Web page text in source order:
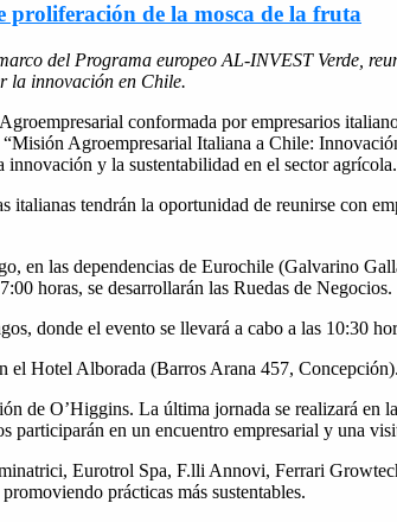
proliferación de la mosca de la fruta
del Programa europeo AL-INVEST Verde,
la innovación en Chile.
conformada por empresarios
Agroempresarial Italiana a Chile:
y la sustentabilidad en el sector agrícola.
tendrán la oportunidad de reunirse con
en las dependencias de Eurochile (Galvarino
horas, se desarrollarán las Ruedas de Negocios.
donde el evento se llevará a cabo a las 10:30
el Hotel Alborada (Barros Arana 457, Concepción).
de O’Higgins. La última jornada se realizará en
en un encuentro empresarial y una
Eurotrol Spa, F.lli Annovi, Ferrari
prácticas más sustentables.